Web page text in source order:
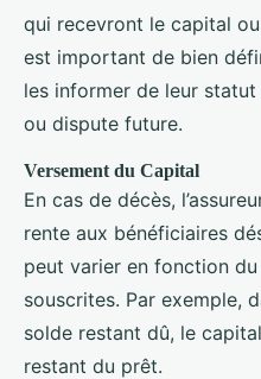
qui recevront le capital
est important de bien
les informer de leur
ou dispute future.
Versement du Capital
En cas de décès,
rente aux bénéficiaires
peut varier en fonction
souscrites. Par exemple,
solde restant dû, le
restant du prêt.